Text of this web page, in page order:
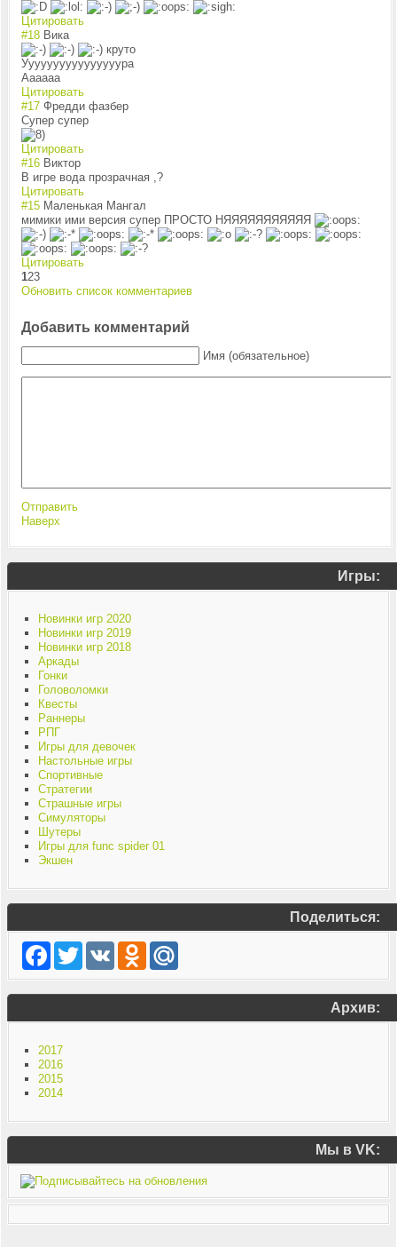
Цитировать
#18 Вика
круто
Уууууууууууууууура
Аааааа
Цитировать
#17 Фредди фазбер
Супер супер
Цитировать
#16 Виктор
В игре вода прозрачная ,?
Цитировать
#15 Маленькая Мангал
мимики ими версия супер ПРОСТО НЯЯЯЯЯЯЯЯЯЯЯ
Цитировать
123
Обновить список комментариев
Добавить комментарий
Имя (обязательное)
Отправить
Наверх
Игры:
Новинки игр 2020
Новинки игр 2019
Новинки игр 2018
Аркады
Гонки
Головоломки
Квесты
Раннеры
РПГ
Игры для девочек
Настольные игры
Спортивные
Стратегии
Страшные игры
Симуляторы
Шутеры
Игры для func spider 01
Экшен
Поделиться:
Facebook
TwitterVK Odnoklassniki
Mail.Ru
Архив:
2017
2016
2015
2014
Мы в VK: